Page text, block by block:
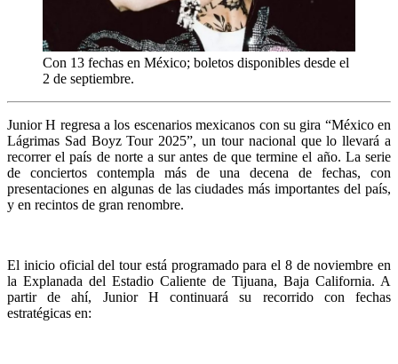
Con 13 fechas en México; boletos disponibles desde el
2 de septiembre.
Junior H regresa a los escenarios mexicanos con su gira “México en
Lágrimas Sad Boyz Tour 2025”, un tour nacional que lo llevará a
recorrer el país de norte a sur antes de que termine el año. La serie
de conciertos contempla más de una decena de fechas, con
presentaciones en algunas de las ciudades más importantes del país,
y en recintos de gran renombre.
El inicio oficial del tour está programado para el 8 de noviembre en
la Explanada del Estadio Caliente de Tijuana, Baja California. A
partir de ahí, Junior H continuará su recorrido con fechas
estratégicas en: